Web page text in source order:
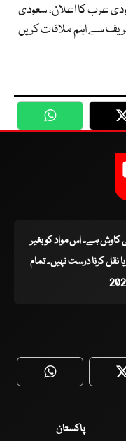
عرب کا اعلان، سعودی
سے اہم ملاقات کریں
WhatsApp
کی کاوش ہے۔ اس مواد کو بغیر
کرنا درست نہیں۔ تمام
WhatsApp
پاکستان